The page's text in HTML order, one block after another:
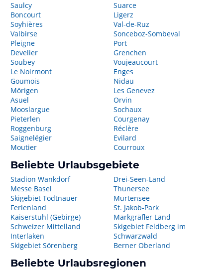
Saulcy
Boncourt
Soyhières
Valbirse
Pleigne
Develier
Soubey
Le Noirmont
Goumois
Mörigen
Asuel
Mooslargue
Pieterlen
Roggenburg
Saignelégier
Moutier
Suarce
Ligerz
Val-de-Ruz
Sonceboz-Sombeval
Port
Grenchen
Voujeaucourt
Enges
Nidau
Les Genevez
Orvin
Sochaux
Courgenay
Réclère
Evilard
Courroux
Beliebte Urlaubsgebiete
Stadion Wankdorf
Messe Basel
Skigebiet Todtnauer
Ferienland
Kaiserstuhl (Gebirge)
Schweizer Mittelland
Interlaken
Skigebiet Sörenberg
Drei-Seen-Land
Thunersee
Murtensee
St. Jakob-Park
Markgräfler Land
Skigebiet Feldberg im
Schwarzwald
Berner Oberland
Beliebte Urlaubsregionen